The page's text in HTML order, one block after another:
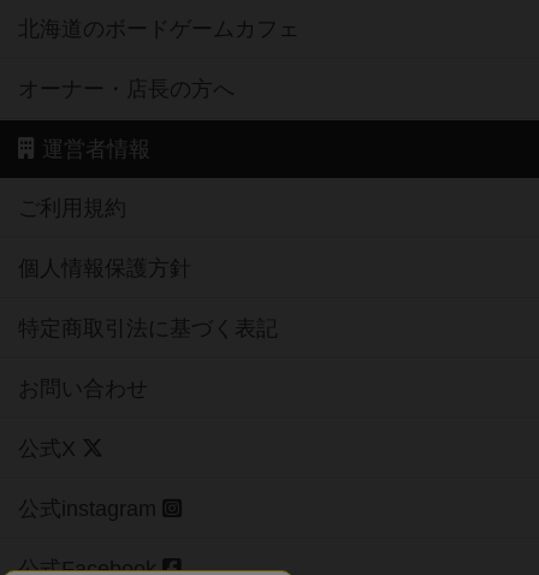
北海道のボードゲームカフェ
オーナー・店長の方へ
運営者情報
ご利用規約
個人情報保護方針
特定商取引法に基づく表記
お問い合わせ
公式X
公式instagram
公式Facebook